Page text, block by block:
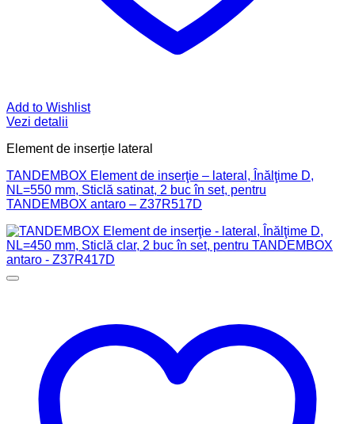
Add to Wishlist
Vezi detalii
Element de inserție lateral
TANDEMBOX Element de inserţie – lateral, Înălţime D,
NL=550 mm, Sticlă satinat, 2 buc în set, pentru
TANDEMBOX antaro – Z37R517D